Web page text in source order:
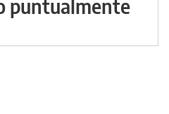
puntualmente